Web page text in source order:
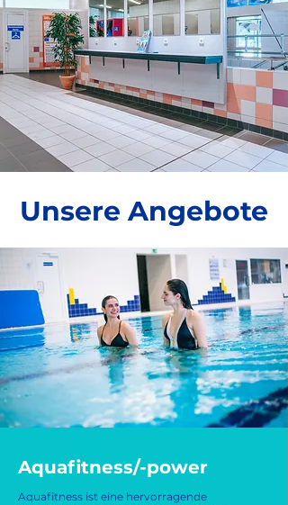
Unsere Angebote
Aquafitness/-power
Aquafitness ist eine hervorragende